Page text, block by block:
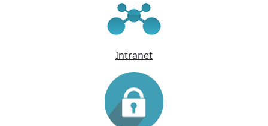
Intranet